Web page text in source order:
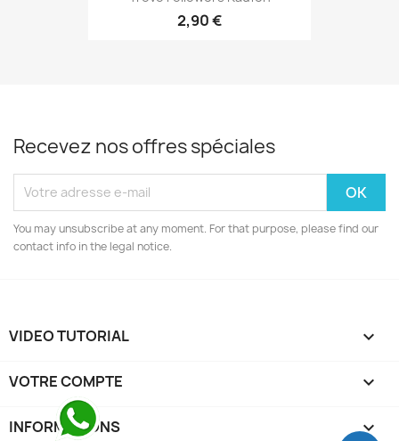
2,90 €
Recevez nos offres spéciales
You may unsubscribe at any moment. For that purpose, please find our
contact info in the legal notice.
VIDEO TUTORIAL 
VOTRE COMPTE 
INFORMATIONS keyboard_arrow_down